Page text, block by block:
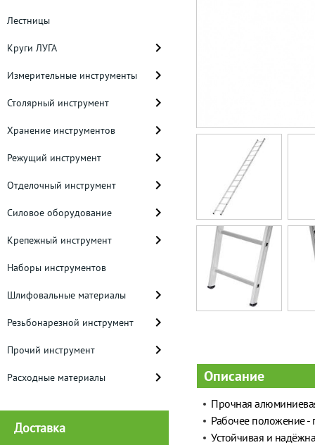
Лестницы
Круги ЛУГА
Измерительные инструменты
Столярный инструмент
Хранение инструментов
Режущий инструмент
Отделочный инструмент
Силовое оборудование
Крепежный инструмент
Наборы инструментов
Шлифовальные материалы
Резьбонарезной инструмент
Прочий инструмент
Расходные материалы
Доставка
Описание
Прочная
Рабочее положение -
Устойчивая и